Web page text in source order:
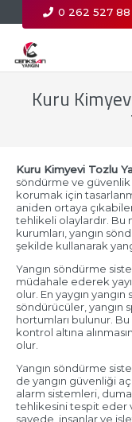
0 262 527 88
Kuru
Kuru Kimyevi Tozlu
söndürme ve
korumak için
aniden ortaya
tehlikeli olaylardır. Bu
kurumları, yangın
şekilde kullanarak
Yangın söndürme
müdahale ederek
olur. En yaygın
söndürücüler, yangın
hortumları bulunur.
kontrol altına
olur.
Yangın söndürme
de yangın güvenliği
alarm sistemleri,
tehlikesini tespit eder
sayede, insanlar ve